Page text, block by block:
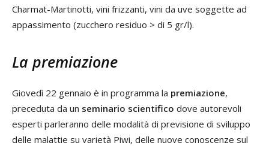
Charmat-Martinotti, vini frizzanti, vini da uve soggette ad
appassimento (zucchero residuo > di 5 gr/l).
La premiazione
Giovedì 22 gennaio è in programma la premiazione,
preceduta da un seminario scientifico dove autorevoli
esperti parleranno delle modalità di previsione di sviluppo
delle malattie su varietà Piwi, delle nuove conoscenze sul